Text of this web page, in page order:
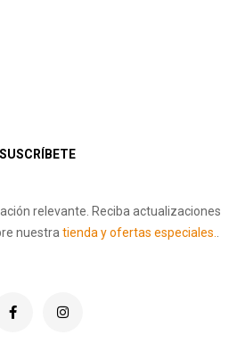
SUSCRÍBETE
relevante. Reciba actualizaciones
nuestratienda y ofertas especiales..